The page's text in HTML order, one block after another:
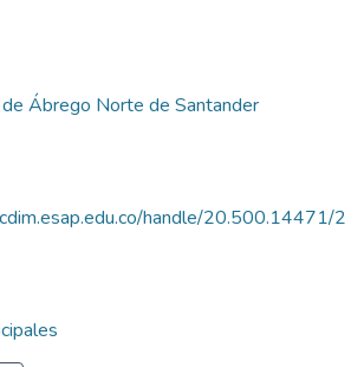
Ábrego Norte de Santander
handle/20.500.14471/2